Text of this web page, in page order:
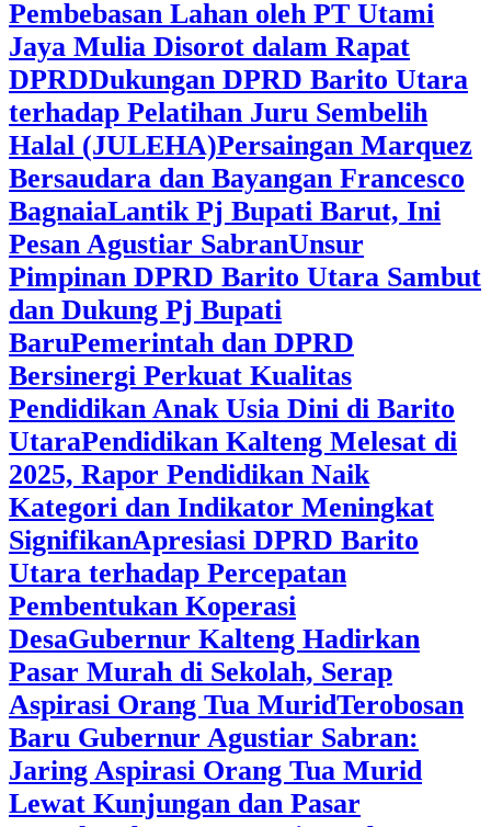
Pembebasan Lahan oleh PT Utami
Jaya Mulia Disorot dalam Rapat
DPRDDukungan DPRD Barito Utara
terhadap Pelatihan Juru Sembelih
Halal (JULEHA)Persaingan Marquez
Bersaudara dan Bayangan Francesco
BagnaiaLantik Pj Bupati Barut, Ini
Pesan Agustiar SabranUnsur
Pimpinan DPRD Barito Utara Sambut
dan Dukung Pj Bupati
BaruPemerintah dan DPRD
Bersinergi Perkuat Kualitas
Pendidikan Anak Usia Dini di Barito
Utara‎Pendidikan Kalteng Melesat di
2025, Rapor Pendidikan Naik
Kategori dan Indikator Meningkat
SignifikanApresiasi DPRD Barito
Utara terhadap Percepatan
Pembentukan Koperasi
Desa‎Gubernur Kalteng Hadirkan
Pasar Murah di Sekolah, Serap
Aspirasi Orang Tua Murid‎Terobosan
Baru Gubernur Agustiar Sabran:
Jaring Aspirasi Orang Tua Murid
Lewat Kunjungan dan Pasar